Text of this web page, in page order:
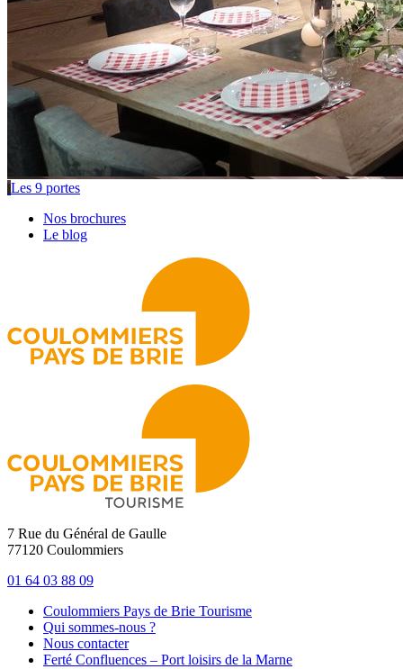
Les 9 portes
Nos brochures
Le blog
7 Rue du Général de Gaulle
77120 Coulommiers
01 64 03 88 09
Coulommiers Pays de Brie Tourisme
Qui sommes-nous ?
Nous contacter
Ferté Confluences – Port loisirs de la Marne